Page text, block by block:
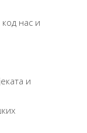
код нас и
и